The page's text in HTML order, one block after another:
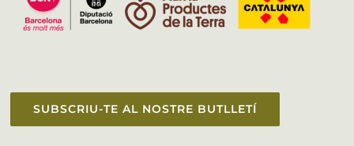
SUBSCRIU-TE AL NOSTRE BUTLLETÍ